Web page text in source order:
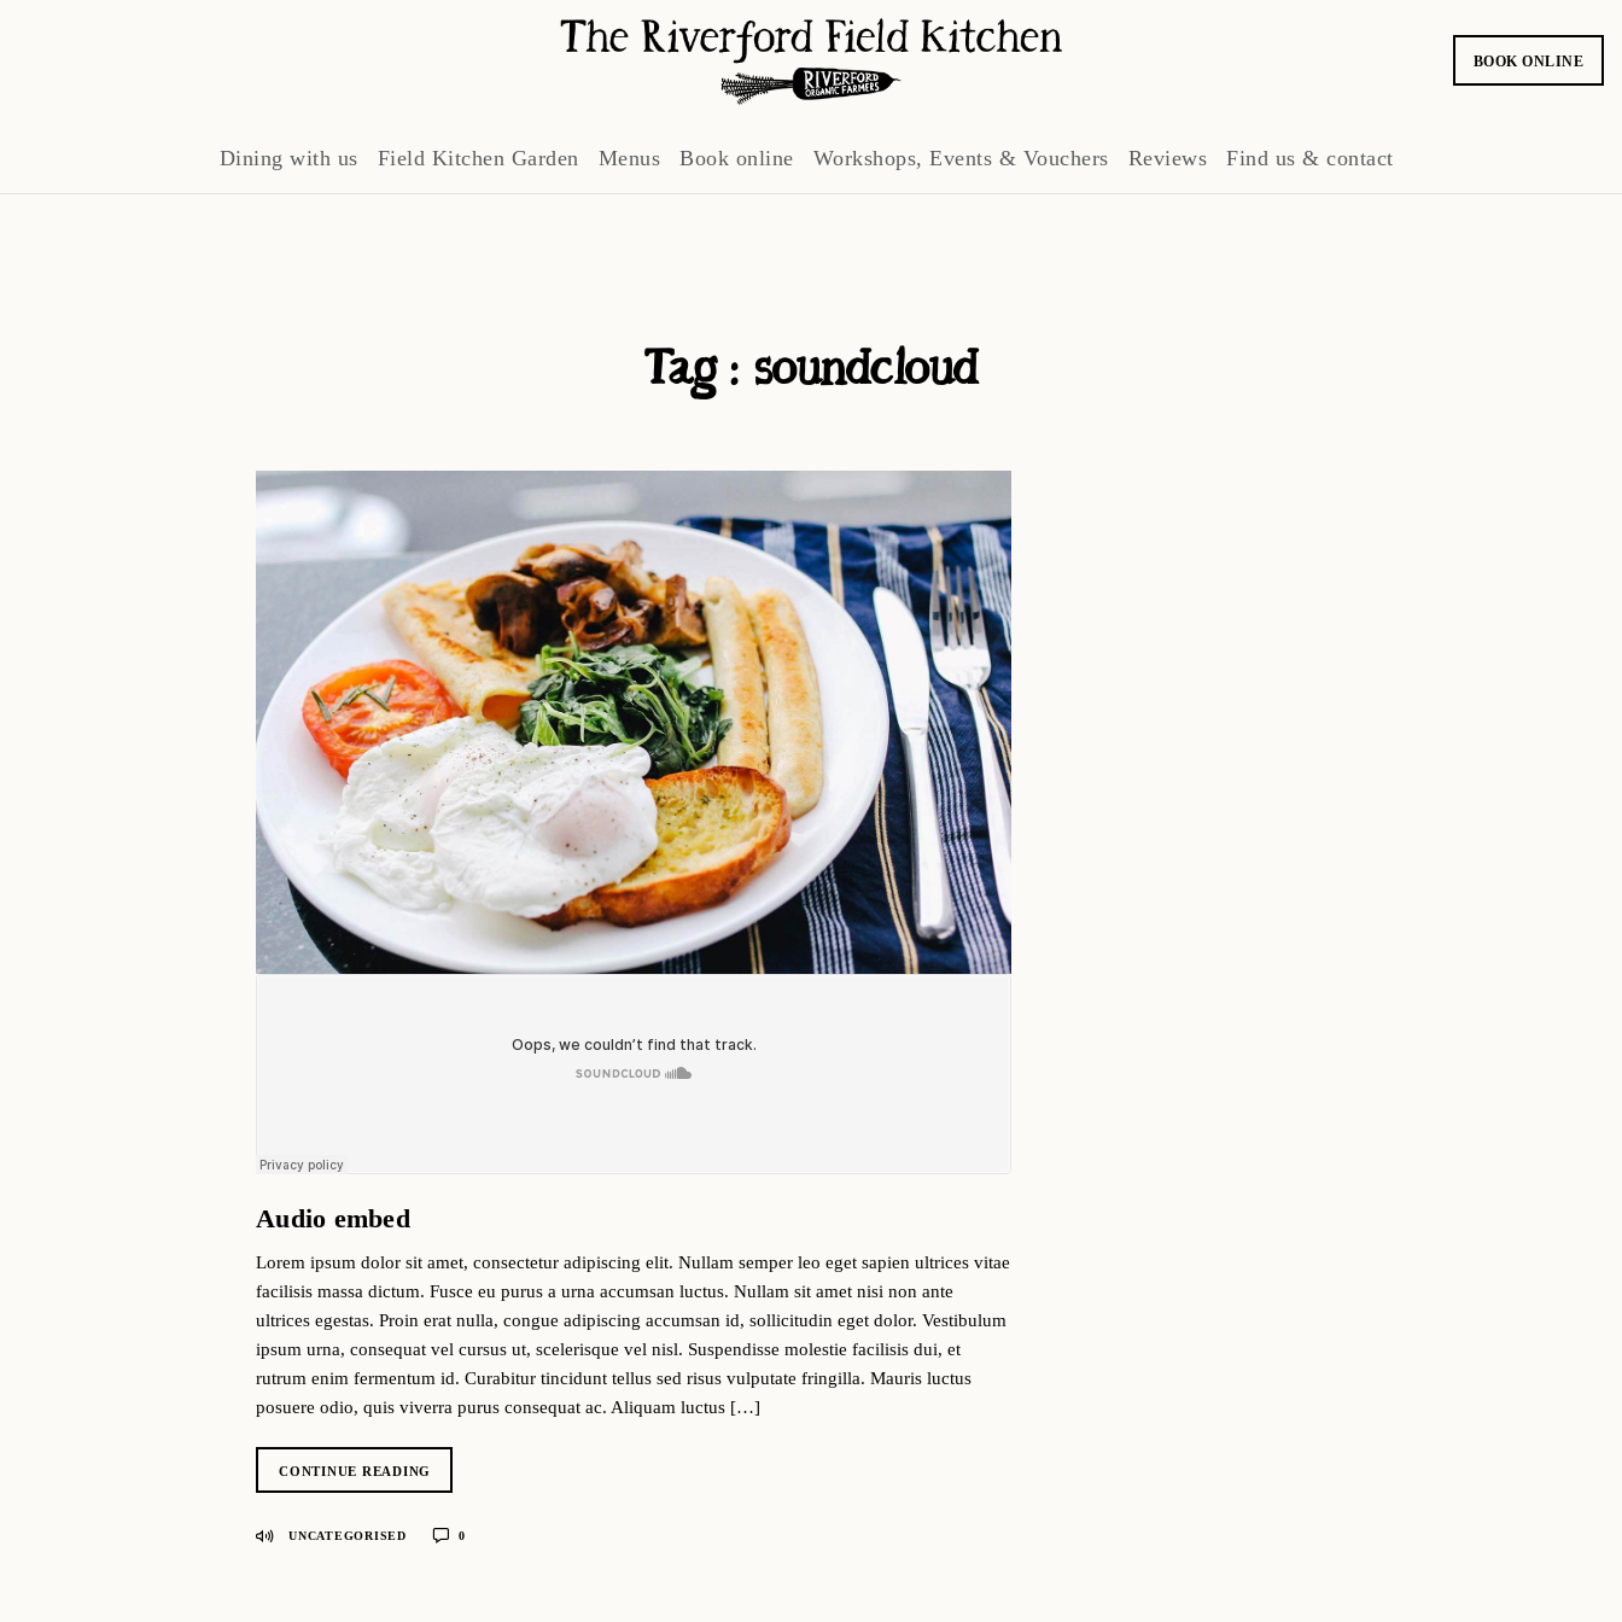
BOOK ONLINE
Dining with us Field Kitchen Garden Menus Book online Workshops, Events & Vouchers Reviews Find us & contact
Tag : soundcloud
Audio embed
Lorem ipsum dolor sit amet, consectetur adipiscing elit. Nullam semper leo eget sapien ultrices vitae
facilisis massa dictum. Fusce eu purus a urna accumsan luctus. Nullam sit amet nisi non ante
ultrices egestas. Proin erat nulla, congue adipiscing accumsan id, sollicitudin eget dolor. Vestibulum
ipsum urna, consequat vel cursus ut, scelerisque vel nisl. Suspendisse molestie facilisis dui, et
rutrum enim fermentum id. Curabitur tincidunt tellus sed risus vulputate fringilla. Mauris luctus
posuere odio, quis viverra purus consequat ac. Aliquam luctus […]
CONTINUE READING
UNCATEGORISED 0